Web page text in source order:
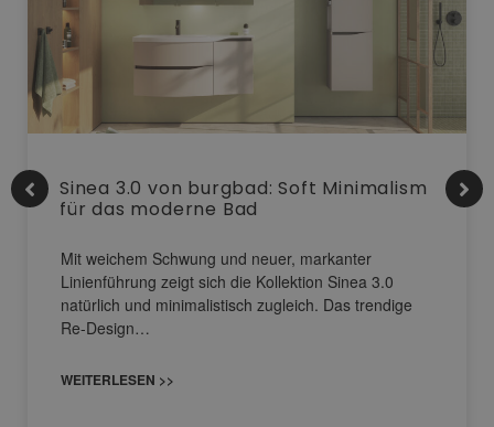
Sinea 3.0 von burgbad: Soft Minimalism
für das moderne Bad
Mit weichem Schwung und neuer, markanter
Linienführung zeigt sich die Kollektion Sinea 3.0
natürlich und minimalistisch zugleich. Das trendige
Re-Design…
WEITERLESEN >>